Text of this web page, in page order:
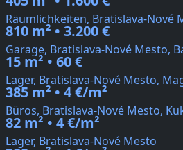
Räumlichkeiten, Bratislava-Nové
810 m² • 3.200 €
Garage, Bratislava-Nové Mesto,
15 m² • 60 €
Lager, Bratislava-Nové Mesto,
385 m² • 4 €/m²
Büros, Bratislava-Nové Mesto,
82 m² • 4 €/m²
Lager, Bratislava-Nové Mesto